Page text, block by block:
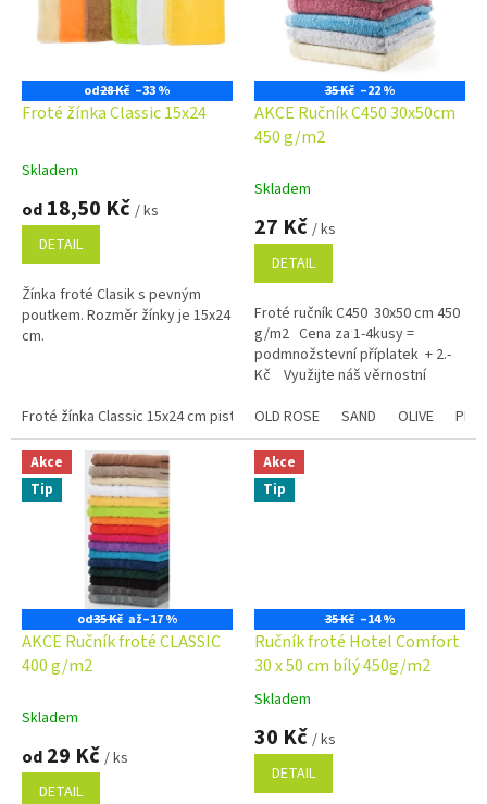
od28 Kč –33 %
Froté žínka Classic 15x24
Průměrné
produktu
5,0
5
hvězdiček.
Skladem
od 18,50 Kč / ks
DETAIL
Žínka froté Clasik s pevným
poutkem. Rozměr žínky je 15x24
cm.
Froté žínka Classic 15x24 cm pistáciová Froté žínka Classic 15x24
35 Kč –22 %
AKCE Ručník C450 30x50cm
450 g/m2
Skladem
27 Kč / ks
DETAIL
Froté ručník C450 30x50 cm 450
g/m2 Cena za 1-4kusy =
podmnožstevní příplatek + 2.-
Kč Využijte náš věrnostní
OLD ROSE
SAND OLIVE
Akce
Tip
od35 Kč až–17 %
AKCE Ručník froté CLASSIC
400 g/m2
Skladem
od 29 Kč / ks
DETAIL
Akce
Tip
35 Kč –14 %
Ručník froté Hotel Comfort
30 x 50 cm bílý 450g/m2
Průměrné
hodnocení
produktu
4,9
Skladem
30 Kč / ks
DETAIL